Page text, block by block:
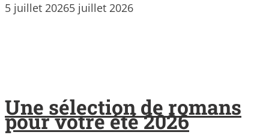
5 juillet 20265 juillet 2026
Une sélection de romans
pour votre été 2026